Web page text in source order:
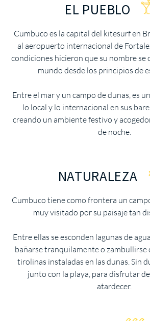
EL PUEBLO
Cumbuco es la capital del kitesurf en
al aeropuerto internacional de
condiciones hicieron que su nombre se
mundo desde los principios de
Entre el mar y un campo de dunas, es
lo local y lo internacional en sus
creando un ambiente festivo y
de noche.
NATURALEZA
Cumbuco tiene como frontera un
muy visitado por su paisaje tan
Entre ellas se esconden lagunas de
bañarse tranquilamente o zambullirse
tirolinas instaladas en las dunas. Sin
junto con la playa, para disfrutar
atardecer.